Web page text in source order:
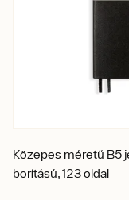
Közepes méretű B5
borítású, 123 oldal